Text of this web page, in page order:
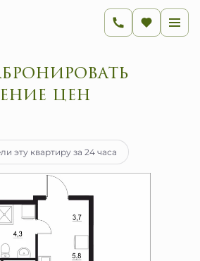
м2
эту квартиру за 24 часа